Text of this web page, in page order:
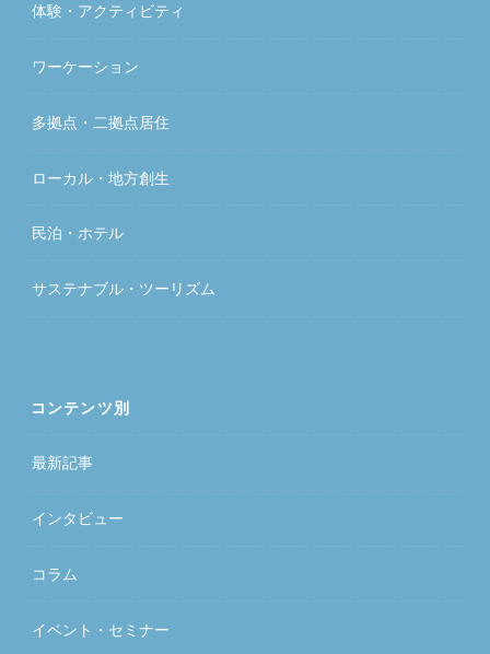
体験・アクティビティ
ワーケーション
多拠点・二拠点居住
ローカル・地方創生
民泊・ホテル
サステナブル・ツーリズム
コンテンツ別
最新記事
インタビュー
コラム
イベント・セミナー